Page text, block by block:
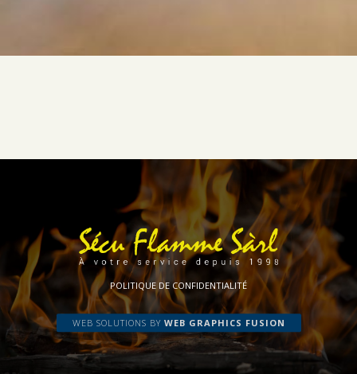
POLITIQUE DE CONFIDENTIALITÉ
WEB SOLUTIONS BY WEB GRAPHICS FUSION